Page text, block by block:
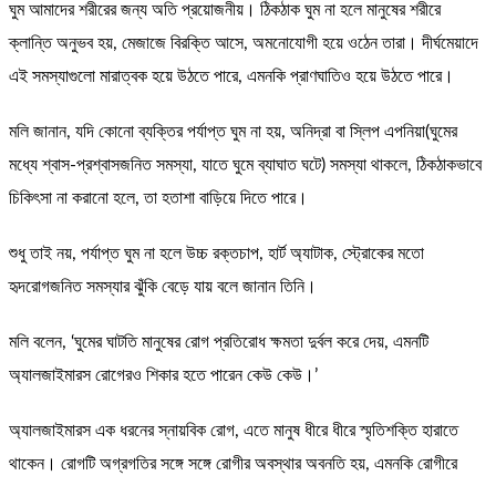
ঘুম আমাদের শরীরের জন্য অতি প্রয়োজনীয়। ঠিকঠাক ঘুম না হলে মানুষের শরীরে
ক্লান্তি অনুভব হয়, মেজাজে বিরক্তি আসে, অমনোযোগী হয়ে ওঠেন তারা। দীর্ঘমেয়াদে
এই সমস্যাগুলো মারাত্বক হয়ে উঠতে পারে, এমনকি প্রাণঘাতিও হয়ে উঠতে পারে।
মলি জানান, যদি কোনো ব্যক্তির পর্যাপ্ত ঘুম না হয়, অনিদ্রা বা স্লিপ এপনিয়া(ঘুমের
মধ্যে শ্বাস-প্রশ্বাসজনিত সমস্যা, যাতে ঘুমে ব্যাঘাত ঘটে) সমস্যা থাকলে, ঠিকঠাকভাবে
চিকিৎসা না করানো হলে, তা হতাশা বাড়িয়ে দিতে পারে।
শুধু তাই নয়, পর্যাপ্ত ঘুম না হলে উচ্চ রক্তচাপ, হার্ট অ্যাটাক, স্ট্রোকের মতো
হৃদরোগজনিত সমস্যার ঝুঁকি বেড়ে যায় বলে জানান তিনি।
মলি বলেন, ‘ঘুমের ঘাটতি মানুষের রোগ প্রতিরোধ ক্ষমতা দুর্বল করে দেয়, এমনটি
অ্যালজাইমারস রোগেরও শিকার হতে পারেন কেউ কেউ।’
অ্যালজাইমারস এক ধরনের স্নায়বিক রোগ, এতে মানুষ ধীরে ধীরে স্মৃতিশক্তি হারাতে
থাকেন। রোগটি অগ্রগতির সঙ্গে সঙ্গে রোগীর অবস্থার অবনতি হয়, এমনকি রোগীরে